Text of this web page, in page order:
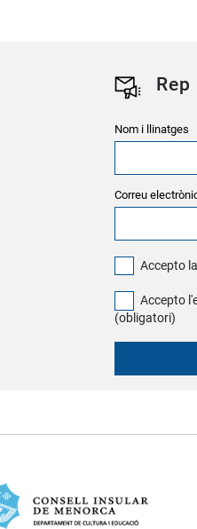
Rep
Nom i llinatges
Correu
Accepto la
Accepto
(obligatori)